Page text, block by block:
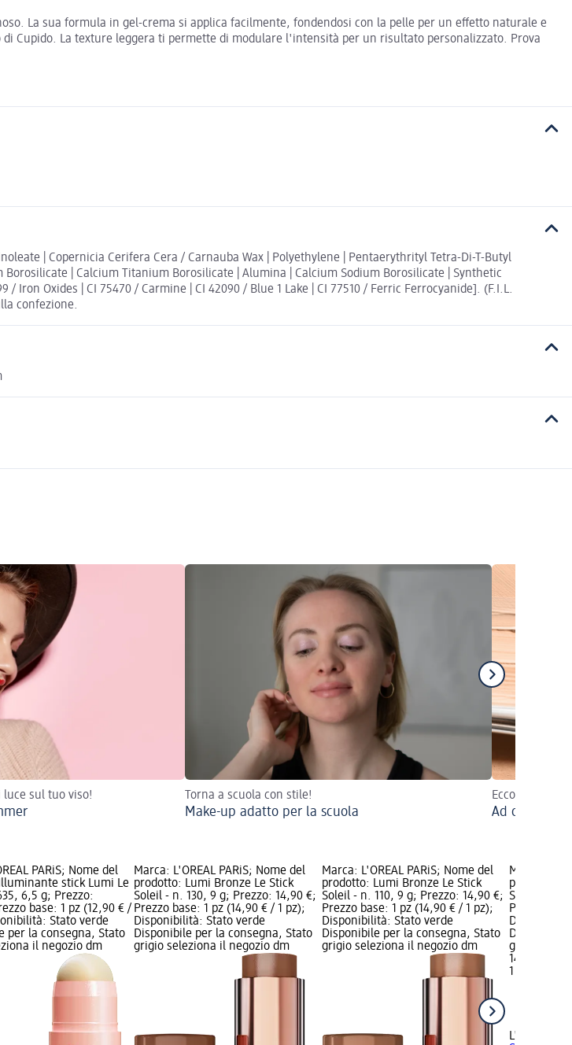
La sua formula in gel-crema si applica facilmente, fondendosi con la pelle per un effetto naturale e
Cupido. La texture leggera ti permette di modulare l'intensità per un risultato personalizzato. Prova
| Copernicia Cerifera Cera / Carnauba Wax | Polyethylene | Pentaerythrityl Tetra-Di-T-Butyl
| Calcium Titanium Borosilicate | Alumina | Calcium Sodium Borosilicate | Synthetic
Iron Oxides | CI 75470 / Carmine | CI 42090 / Blue 1 Lake | CI 77510 / Ferric Ferrocyanide]. (F.I.L.
confezione.
luce sul tuo viso! Torna a scuola con stile!
Make-up adatto per la scuola
Ecco i
Ad ogni look
PARiS; Nome del
stick Lumi Le
6,5 g; Prezzo:
base: 1 pz (12,90 € /
Stato verde
per la consegna, Stato
il negozio dm
Marca: L'ORÉAL PARiS; Nome del
prodotto: Lumi Bronze Le Stick
Soleil - n. 130, 9 g; Prezzo: 14,90 €;
Prezzo base: 1 pz (14,90 € / 1 pz);
Disponibilità: Stato verde
Disponibile per la consegna, Stato
grigio seleziona il negozio dm
Marca: L'ORÉAL PARiS; Nome del
prodotto: Lumi Bronze Le Stick
Soleil - n. 110, 9 g; Prezzo: 14,90 €;
Prezzo base: 1 pz (14,90 € / 1 pz);
Disponibilità: Stato verde
Disponibile per la consegna, Stato
grigio seleziona il negozio dm
Marca:
prodotto:
Soleil - n.
Prezzo
Disponibile
grigio
14,90 €
1 pz (14,90
L'ORÉAL